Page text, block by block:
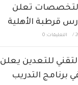
تعلن
قرطبة الأهلية
/ التعليقات: 0
للتعدين يعلن
برنامج التدريب